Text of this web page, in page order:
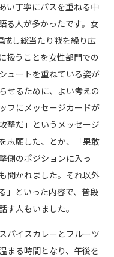
い丁寧にパスを重ねる中
る人が多かったです。女
し総当たり戦を繰り広
扱うことを女性部門での
ュートを重ねている姿が
せるために、よい考えの
フにメッセージカードが
撃だ」というメッセージ
志願した、とか、「果敢
側のポジションに入っ
聞かれました。それ以外
」といった内容で、普段
す人もいました。
パイスカレーとフルーツ
まる時間となり、午後を